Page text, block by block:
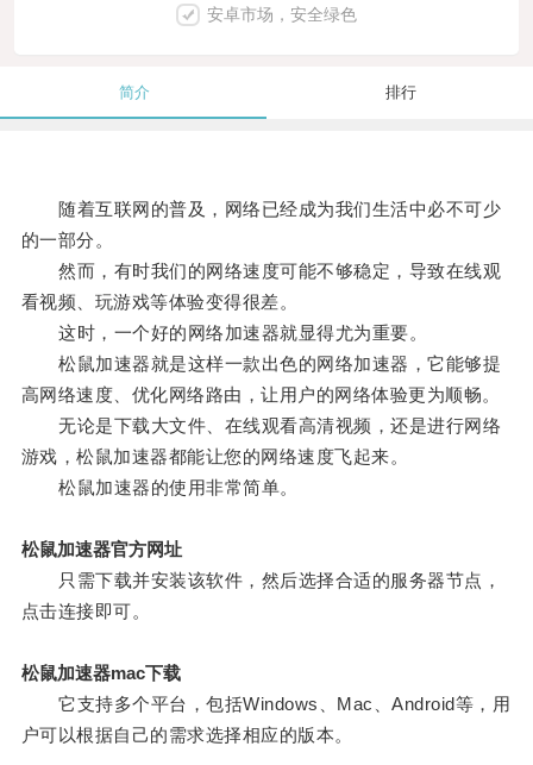
安卓市场，安全绿色
简介 排行
随着互联网的普及，网络已经成为我们生活中必不可少
的一部分。
然而，有时我们的网络速度可能不够稳定，导致在线观
看视频、玩游戏等体验变得很差。
这时，一个好的网络加速器就显得尤为重要。
松鼠加速器就是这样一款出色的网络加速器，它能够提
高网络速度、优化网络路由，让用户的网络体验更为顺畅。
无论是下载大文件、在线观看高清视频，还是进行网络
游戏，松鼠加速器都能让您的网络速度飞起来。
松鼠加速器的使用非常简单。
松鼠加速器官方网址
只需下载并安装该软件，然后选择合适的服务器节点，
点击连接即可。
松鼠加速器mac下载
它支持多个平台，包括Windows、Mac、Android等，用
户可以根据自己的需求选择相应的版本。